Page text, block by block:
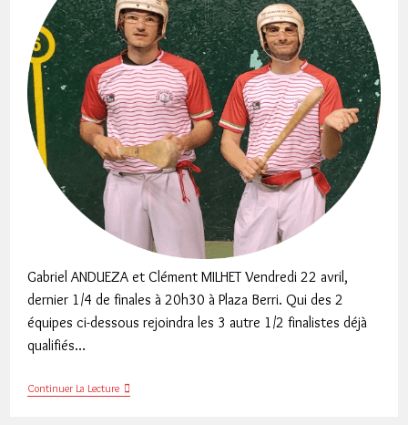
Gabriel ANDUEZA et Clément MILHET Vendredi 22 avril,
dernier 1/4 de finales à 20h30 à Plaza Berri. Qui des 2
équipes ci-dessous rejoindra les 3 autre 1/2 finalistes déjà
qualifiés…
Continuer La LectureTrophée